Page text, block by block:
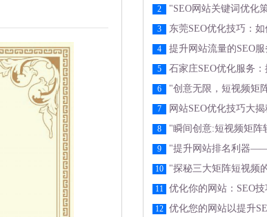
2 "SEO网站关键词优化
3 东莞SEO优化技巧：如
4 提升网站流量的SEO服
5 石家庄SEO优化服务：
6 "创意无限，短视频矩
7 网站SEO优化技巧大揭
8 "瞬间创意:短视频矩阵
9 "提升网站排名利器
10 "探秘三大矩阵短视频
11 优化你的网站：SEO
12 优化您的网站以提升